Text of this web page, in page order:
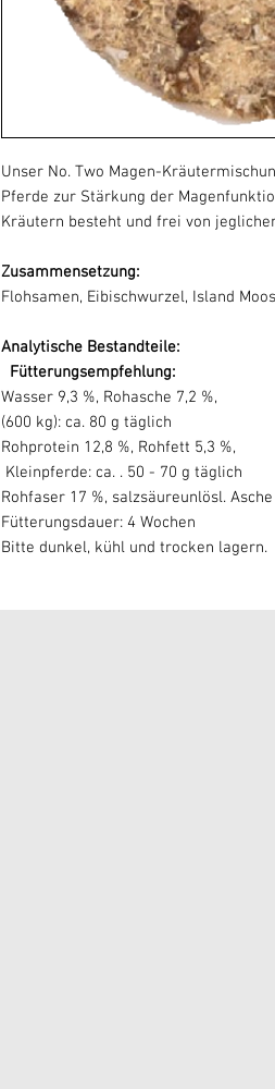
Unser No. Two Magen-
Pferde zur Stärkung der Magen
Kräutern besteht und frei von
Zusammensetzung:
Flohsamen, Eibischwurzel, Island Moos
Analytische
Fütterungsempfehlung:
Wasser 9,3 %,
(600 kg): ca. 80 g täglich
Rohprotein 12,8 %,
Kleinpferde: ca. . 50 - 70 g täglich
Rohfaser 17 %,
Fütterungsdauer: 4 Wochen
Bitte dunkel, kühl und trocken lagern.